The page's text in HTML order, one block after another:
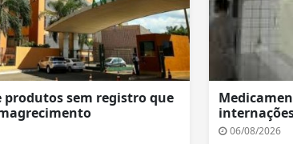
produtos sem registro que
06/08/2026